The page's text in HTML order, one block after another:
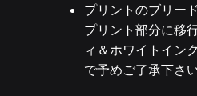
プリントのブリー
プリント部分に移
ィ＆ホワイトイン
で予めご了承下さ